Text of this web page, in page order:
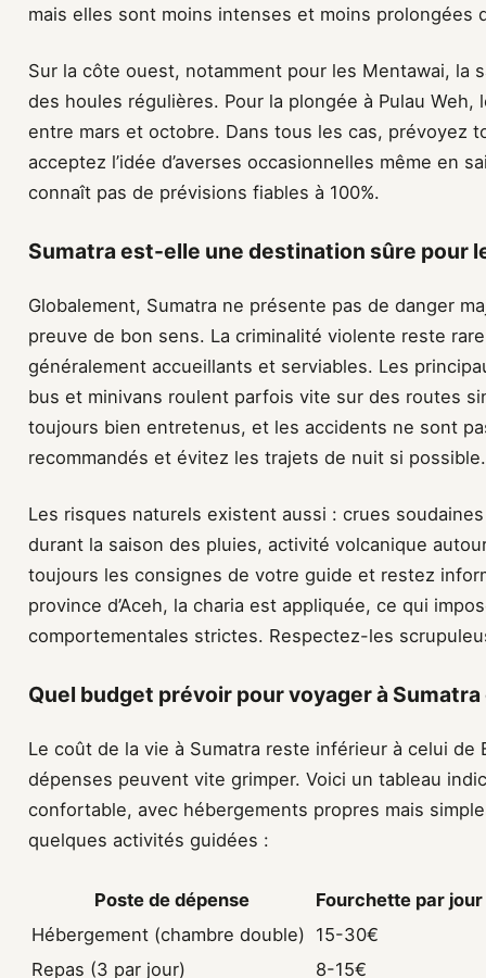
mais elles sont moins intenses et moins prolongées
Sur la côte ouest, notamment pour les Mentawai, la
des houles régulières. Pour la plongée à Pulau
entre mars et octobre. Dans tous les cas, prévoyez
acceptez l’idée d’averses occasionnelles même en
connaît pas de prévisions fiables à 100%.
Sumatra est-elle une destination sûre pour
Globalement, Sumatra ne présente pas de danger
preuve de bon sens. La criminalité violente reste
généralement accueillants et serviables. Les
bus et minivans roulent parfois vite sur des routes
toujours bien entretenus, et les accidents ne sont
recommandés et évitez les trajets de nuit si possible.
Les risques naturels existent aussi : crues
durant la saison des pluies, activité volcanique
toujours les consignes de votre guide et restez
province d’Aceh, la charia est appliquée, ce qui
comportementales strictes. Respectez-les
Quel budget prévoir pour voyager à
Le coût de la vie à Sumatra reste inférieur à celui de
dépenses peuvent vite grimper. Voici un tableau
confortable, avec hébergements propres mais
quelques activités guidées :
Poste de dépense
Fourchette par
Hébergement (chambre double) 15-30€
Repas (3 par jour)
8-15€